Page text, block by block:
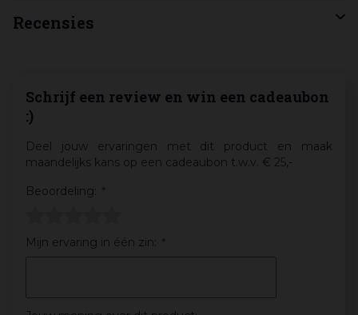
Recensies
Schrijf een review en win een cadeaubon
:)
Deel jouw ervaringen met dit product en maak
maandelijks kans op een cadeaubon t.w.v. € 25,-
Beoordeling:
*
Mijn ervaring in één zin: *